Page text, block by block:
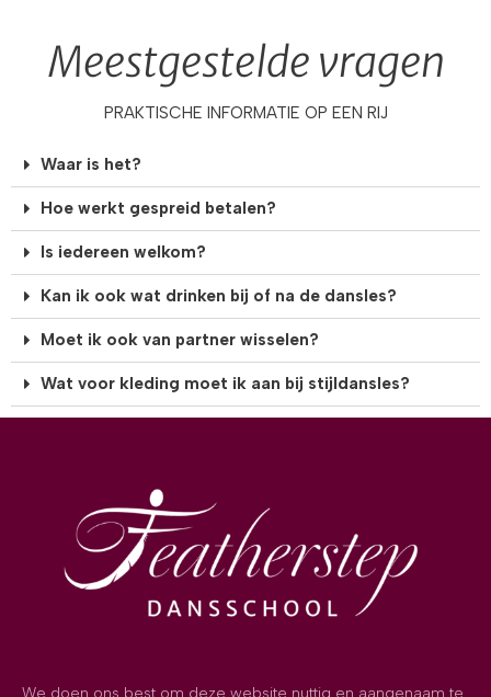
Meestgestelde vragen
PRAKTISCHE INFORMATIE OP EEN RIJ
Waar is het?
Hoe werkt gespreid betalen?
Is iedereen welkom?
Kan ik ook wat drinken bij of na de dansles?
Moet ik ook van partner wisselen?
Wat voor kleding moet ik aan bij stijldansles?